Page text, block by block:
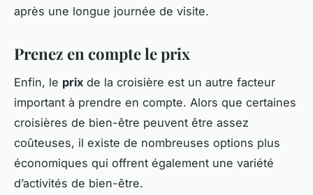
après une longue journée de visite.
Prenez en compte le prix
Enfin, le prix de la croisière est un autre facteur
important à prendre en compte. Alors que certaines
croisières de bien-être peuvent être assez
coûteuses, il existe de nombreuses options plus
économiques qui offrent également une variété
d’activités de bien-être.